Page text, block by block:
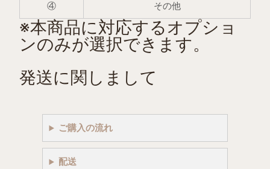
④ その他
※本商品に対応するオプショ
ンのみが選択できます。
発送に関しまして
ご購入の流れ
配送